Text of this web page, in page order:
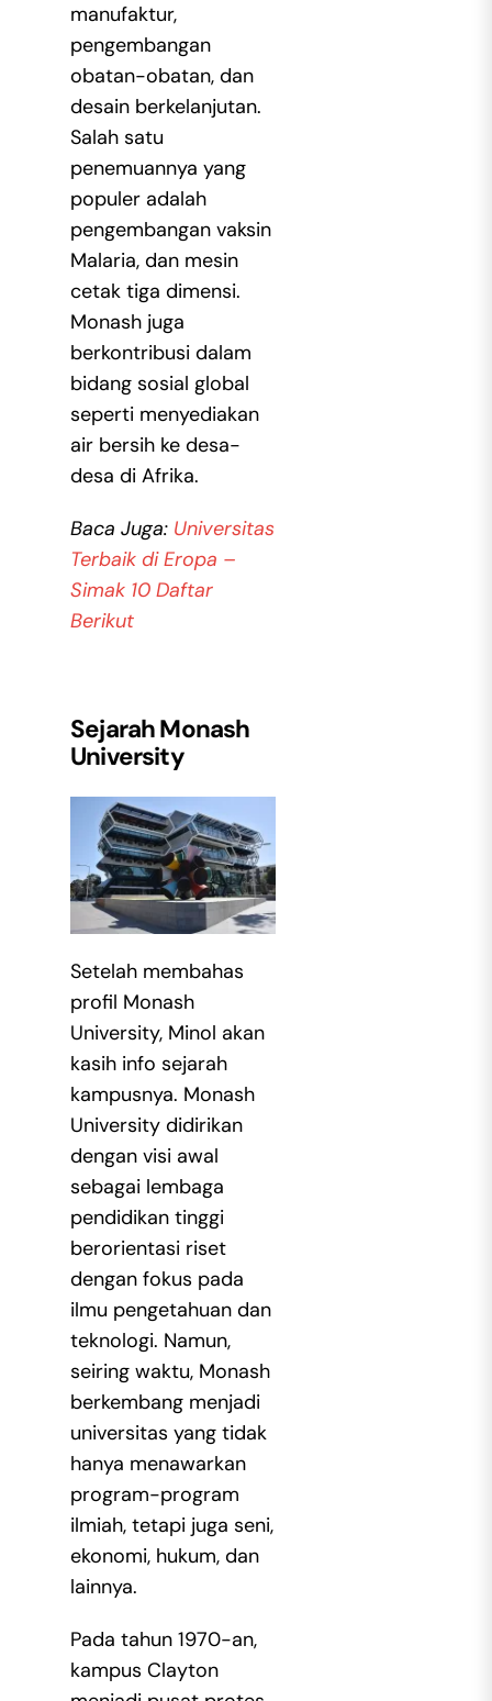
manufaktur,
pengembangan
obatan-obatan, dan
desain berkelanjutan.
Salah satu
penemuannya yang
populer adalah
pengembangan vaksin
Malaria, dan mesin
cetak tiga dimensi.
Monash juga
berkontribusi dalam
bidang sosial global
seperti menyediakan
air bersih ke desa-
desa di Afrika.
Baca Juga: Universitas
Terbaik di Eropa –
Simak 10 Daftar
Berikut
Sejarah Monash
University
Setelah membahas
profil Monash
University, Minol akan
kasih info sejarah
kampusnya. Monash
University didirikan
dengan visi awal
sebagai lembaga
pendidikan tinggi
berorientasi riset
dengan fokus pada
ilmu pengetahuan dan
teknologi. Namun,
seiring waktu, Monash
berkembang menjadi
universitas yang tidak
hanya menawarkan
program-program
ilmiah, tetapi juga seni,
ekonomi, hukum, dan
lainnya.
Pada tahun 1970-an,
kampus Clayton